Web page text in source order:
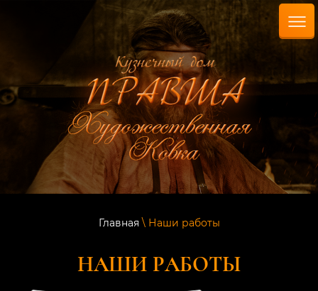
Главная \ Наши работы
НАШИ РАБОТЫ